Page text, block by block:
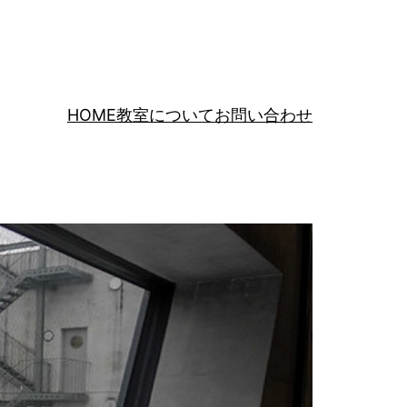
HOME教室についてお問い合わせ